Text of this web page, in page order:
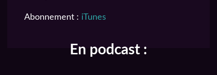
Abonnement : iTunes
En podcast :